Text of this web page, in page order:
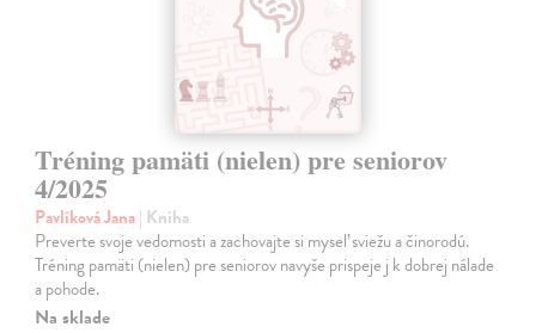
Tréning pamäti (nielen) pre seniorov
4/2025
Pavlíková Jana| Kniha
Preverte svoje vedomosti a zachovajte si myseľ sviežu a činorodú.
Tréning pamäti (nielen) pre seniorov navyše prispeje j k dobrej nálade
a pohode.
Na sklade